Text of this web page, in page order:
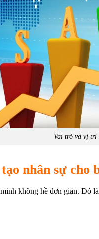
Vai trò và vị trí
nhân sự cho
không hề đơn giản. Đó